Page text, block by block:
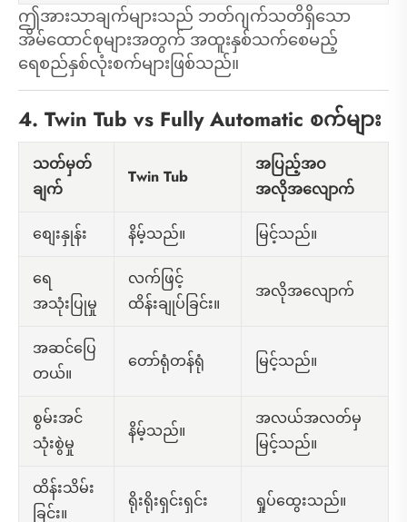
ဤအားသာချက်များသည် ဘတ်ဂျက်သတိရှိသော
အိမ်ထောင်စုများအတွက် အထူးနှစ်သက်စေမည့်
ရေစည်နှစ်လုံးစက်များဖြစ်သည်။
4. Twin Tub vs Fully Automatic စက်များ
သတ်မှတ်
ချက်
Twin Tub
အပြည့်အဝ
အလိုအလျောက်
စျေးနှုန်း နိမ့်သည်။ မြင့်သည်။
ရေ
အသုံးပြုမှု
လက်ဖြင့်
ထိန်းချုပ်ခြင်း။
အလိုအလျောက်
အဆင်ပြေ
တယ်။
တော်ရုံတန်ရုံ မြင့်သည်။
စွမ်းအင်
သုံးစွဲမှု
နိမ့်သည်။
အလယ်အလတ်မှ
မြင့်သည်။
ထိန်းသိမ်း
ခြင်း။
ရိုးရိုးရှင်းရှင်း ရှုပ်ထွေးသည်။